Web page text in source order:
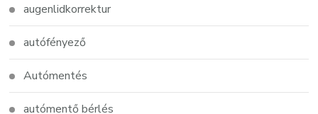
augenlidkorrektur
autófényező
Autómentés
autómentő bérlés